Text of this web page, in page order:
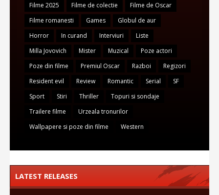
Filme 2025
Filme de colectie
Filme de Oscar
Filme romanesti
Games
Globul de aur
Horror
In curand Interviuri
Liste
Milla Jovovich
Mister Muzical
Poze actori
Poze din filme
Premiul Oscar Razboi
Regizori
Resident evil
Review Romantic Serial
SF
Sport
Stiri Thriller
Topuri si sondaje
Trailere filme
Urzeala tronurilor
Wallpapere si poze din filme
Western
LATEST RELEASES